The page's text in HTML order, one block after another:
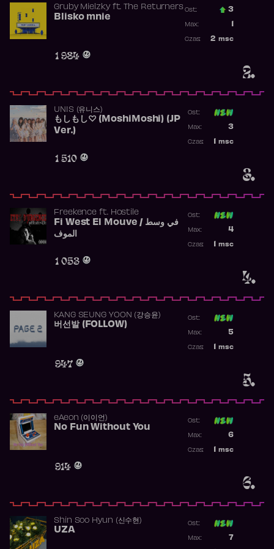
2.
Gruby Mielzkyft. The Returners
Blisko mnie
1 984
Ost.: 3
Max:
2 msc
Czas:
3.
UNIS (유니스)
もしもし♡ (MoshiMoshi) (JP
Ver.)
1 510
Ost:
3
Max:
msc
Czas:
4.
Freekence ft. Hostile
Fi West El Mouve / في وسط
الموف
1 053
Ost:
4
Max:
msc
Czas:
5.
KANG SEUNG YOON (강승윤)
버선발 (FOLLOW)
947
Ost:
5
Max:
msc
Czas:
6.
​eAeon (이이언)
No Fun Without You
914
Ost:
6
Max:
msc
Czas:
Shin Soo Hyun (신수현)
UZA
Ost:
7
Max: